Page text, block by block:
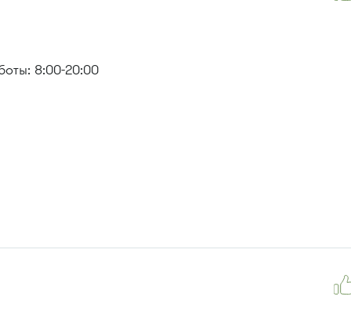
8:00-20:00